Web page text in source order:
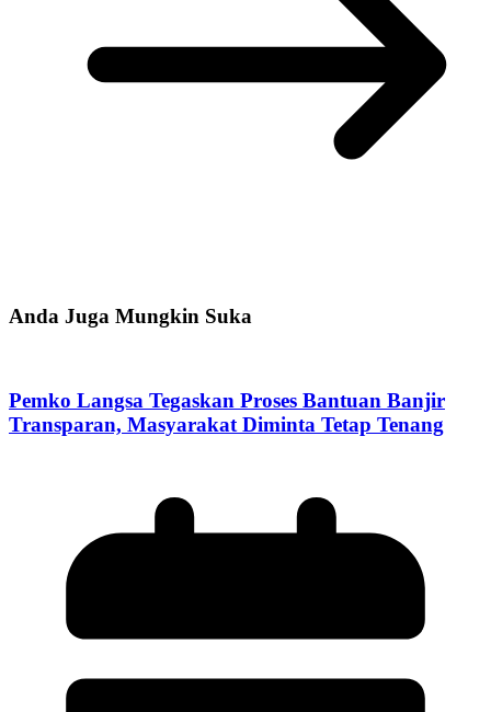
Anda Juga Mungkin Suka
Pemko Langsa Tegaskan Proses Bantuan Banjir
Transparan, Masyarakat Diminta Tetap Tenang